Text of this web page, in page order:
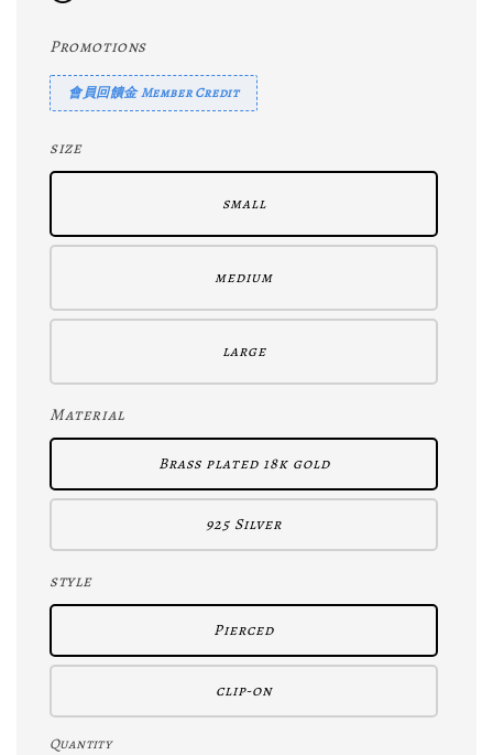
Promotions
會員回饋金 Member Credit
size
small
medium
large
Material
Brass plated 18k gold
925 Silver
style
Pierced
clip-on
Quantity